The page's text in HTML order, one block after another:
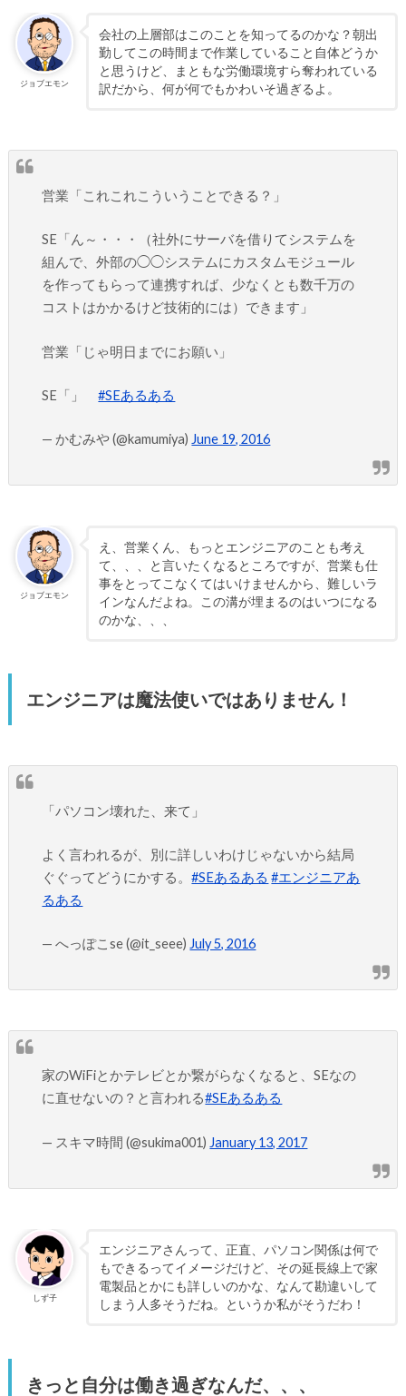
ジョブエモン
会社の上層部はこのことを知ってるのかな？朝出
勤してこの時間まで作業していること自体どうか
と思うけど、まともな労働環境すら奪われている
訳だから、何が何でもかわいそ過ぎるよ。
営業「これこれこういうことできる？」
SE「ん～・・・（社外にサーバを借りてシステムを
組んで、外部の◯◯システムにカスタムモジュール
を作ってもらって連携すれば、少なくとも数千万の
コストはかかるけど技術的には）できます」
営業「じゃ明日までにお願い」
SE「」#SEあるある
— かむみや (@kamumiya) June 19, 2016
ジョブエモン
え、営業くん、もっとエンジニアのことも考え
て、、、と言いたくなるところですが、営業も仕
事をとってこなくてはいけませんから、難しいラ
インなんだよね。この溝が埋まるのはいつになる
のかな、、、
エンジニアは魔法使いではありません！
「パソコン壊れた、来て」
よく言われるが、別に詳しいわけじゃないから結局
ぐぐってどうにかする。#SEあるある #エンジニアあ
るある
— へっぽこse (@it_seee) July 5, 2016
家のWiFiとかテレビとか繋がらなくなると、SEなの
に直せないの？と言われる#SEあるある
— スキマ時間 (@sukima001) January 13, 2017
しず子
エンジニアさんって、正直、パソコン関係は何で
もできるってイメージだけど、その延長線上で家
電製品とかにも詳しいのかな、なんて勘違いして
しまう人多そうだね。というか私がそうだわ！
きっと自分は働き過ぎなんだ、、、